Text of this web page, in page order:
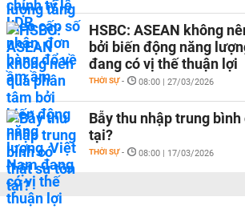
HSBC: ASEAN không
bởi biến động năng
đang có vị thế thuận lợi
THỜI SỰ - 08:00 | 27/03/2026
Bẫy thu nhập trung
tại?
THỜI SỰ - 08:00 | 17/03/2026